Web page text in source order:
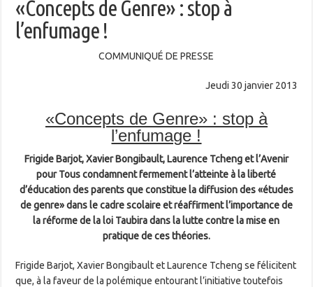
«Concepts de Genre» : stop à
l’enfumage !
COMMUNIQUÉ DE PRESSE
Jeudi 30 janvier 2013
«Concepts de Genre» : stop à
l’enfumage !
Frigide Barjot, Xavier Bongibault, Laurence Tcheng et l’Avenir
pour Tous condamnent fermement l’atteinte à la liberté
d’éducation des parents que constitue la diffusion des «études
de genre» dans le cadre scolaire et réaffirment l’importance de
la réforme de la loi Taubira dans la lutte contre la mise en
pratique de ces théories.
Frigide Barjot, Xavier Bongibault et Laurence Tcheng se félicitent
que, à la faveur de la polémique entourant l’initiative toutefois